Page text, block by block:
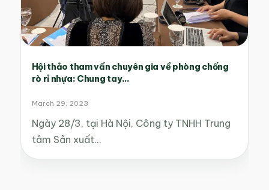
Hội thảo tham vấn chuyên gia về phòng chống
rò rỉ nhựa: Chung tay...
March 29, 2023
Ngày 28/3, tại Hà Nội, Công ty TNHH Trung
tâm Sản xuất…